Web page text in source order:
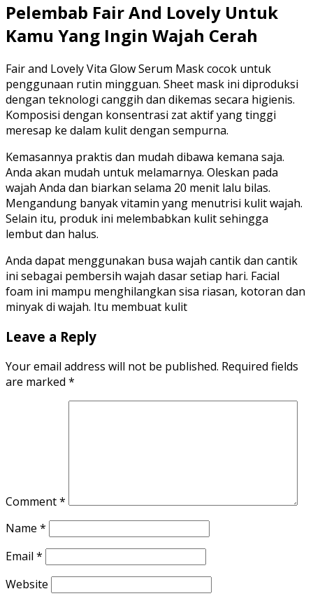
Pelembab Fair And Lovely Untuk
Kamu Yang Ingin Wajah Cerah
Fair and Lovely Vita Glow Serum Mask cocok untuk
penggunaan rutin mingguan. Sheet mask ini diproduksi
dengan teknologi canggih dan dikemas secara higienis.
Komposisi dengan konsentrasi zat aktif yang tinggi
meresap ke dalam kulit dengan sempurna.
Kemasannya praktis dan mudah dibawa kemana saja.
Anda akan mudah untuk melamarnya. Oleskan pada
wajah Anda dan biarkan selama 20 menit lalu bilas.
Mengandung banyak vitamin yang menutrisi kulit wajah.
Selain itu, produk ini melembabkan kulit sehingga
lembut dan halus.
Anda dapat menggunakan busa wajah cantik dan cantik
ini sebagai pembersih wajah dasar setiap hari. Facial
foam ini mampu menghilangkan sisa riasan, kotoran dan
minyak di wajah. Itu membuat kulit
Leave a Reply
Your email address will not be published. Required fields
are marked *
Comment*
Name *
Email *
Website